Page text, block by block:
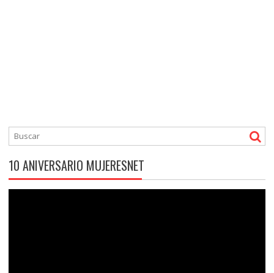
10 ANIVERSARIO MUJERESNET